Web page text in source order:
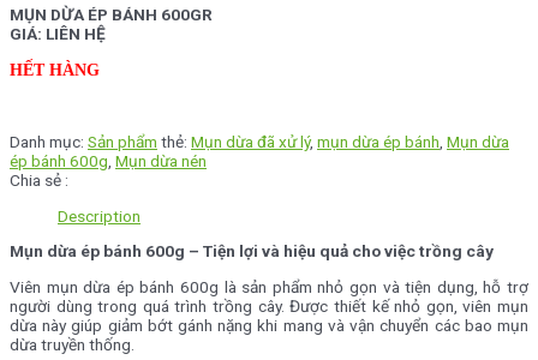
MỤN DỪA ÉP BÁNH 600GR
GIÁ: LIÊN HỆ
HẾT HÀNG
Danh mục: Sản phẩm thẻ: Mụn dừa đã xử lý, mụn dừa ép bánh Mụn dừa
ép bánh 600g Mụn dừa nén
Chia sẻ :
Description
Mụn dừa ép bánh 600g – Tiện lợi và hiệu quả cho việc trồng cây
Viên mụn dừa ép bánh 600g là sản phẩm nhỏ gọn và tiện dụng, hỗ trợ
người dùng trong quá trình trồng cây. Được thiết kế nhỏ gọn, viên mụn
dừa này giúp giảm bớt gánh nặng khi mang và vận chuyển các bao mụn
dừa truyền thống.